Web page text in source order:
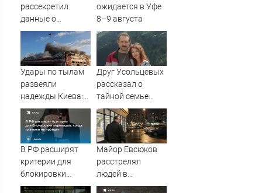
рассекретил
данные о
появлении НЛО
на Ближнем
Востоке
ожидается в Уфе
8–9 августа
Удары по тылам
развеяли
надежды Киева:
немецкий
аналитик
констатирует
смену настроений
Друг Усольцевых
рассказал о
тайной семье
бизнесмена
В РФ расширят
критерии для
блокировки
переводов: когда
Майор Евсюков
расстрелял
людей в
супермаркете и